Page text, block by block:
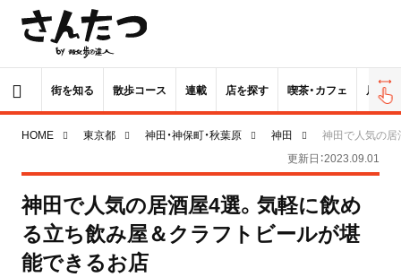
街を知る 散歩コース 連載 店を探す 喫茶・カフェ 居酒屋
HOME 東京都 神田・神保町・秋葉原 神田
神田で人気の
更新日：2023.09.01
神田で人気の居酒屋4選。気軽に飲め
る立ち飲み屋＆クラフトビールが堪
能できるお店